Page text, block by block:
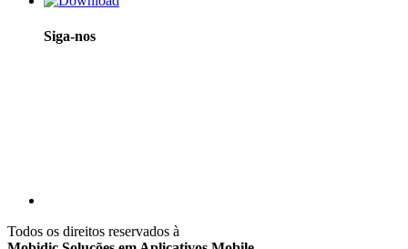
Siga-nos
Todos os direitos reservados à